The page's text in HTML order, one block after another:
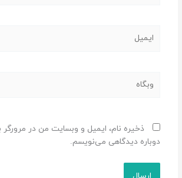
ذخیره نام، ایمیل و وبسایت من در مرورگر
دوباره دیدگاهی می‌نویسم.